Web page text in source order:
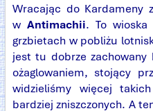
Wracając do Kardameny
w Antimachii. To wioska
grzbietach w pobliżu
jest tu dobrze
ożaglowaniem, stojący
widzieliśmy więcej
bardziej zniszczonych. A